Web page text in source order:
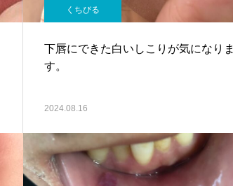
くちびる
下唇にできた白いしこりが気になりま
す。
2024.08.16